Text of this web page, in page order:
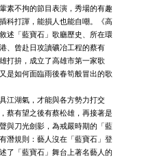
素不拘的節目表演，秀場的有趣
科打諢，能損人也能自嘲。《高
述「藍寶石」歌廳歷史、所在環
、曾赴日攻讀礦冶工程的蔡有
打拚，成立了高雄市第一家歌
是如何面臨雨後春筍般冒出的歌
江湖氣，才能與各方勢力打交
蔡有望之後有蔡松雄，再接著是
與刀光劍影，為戒嚴時期的「藍
潛規則：藝人沒在「藍寶石」登
了「藍寶石」舞台上著名藝人的